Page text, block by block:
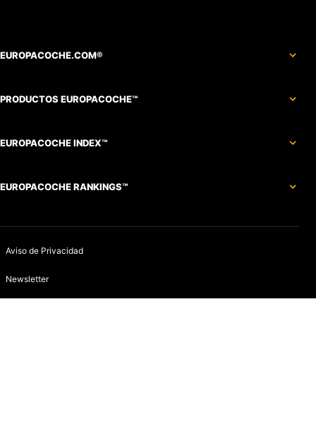
EUROPACOCHE.COM®
PRODUCTOS EUROPACOCHE™
EUROPACOCHE INDEX™
EUROPACOCHE RANKINGS™
Aviso de Privacidad
Newsletter